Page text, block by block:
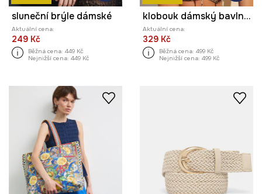
sluneční brýle dámské
Aktuální cena:
249 Kč
Běžná cena: 449 Kč
Nejnižší cena: 449 Kč
klobouk dámský bavlněný
Aktuální cena:
329 Kč
Běžná cena: 499 Kč
Nejnižší cena: 499 Kč